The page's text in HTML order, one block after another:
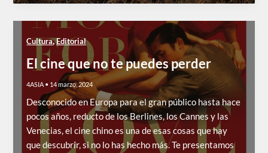
Cultura,Editorial
El cine que no te puedes perder
4ASIA • 14 marzo, 2024
Desconocido en Europa para el gran público hasta hace
pocos años, reducto de los Berlines, los Cannes y las
Venecias, el cine chino es una de esas cosas que hay
que descubrir, si no lo has hecho más. Te presentamos